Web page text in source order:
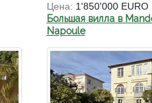
Цена: 1'850'000 EURO
Большая вилла в
Napoule